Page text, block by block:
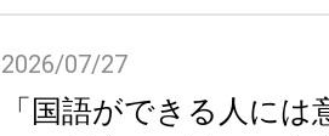
2026/07/27
「国語ができる人には